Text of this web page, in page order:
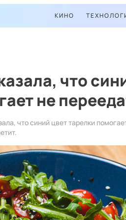
КИНО
что
не
что синий цвет тарелки